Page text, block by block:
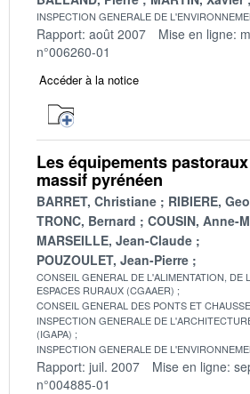
INSPECTION GENERALE DE
Rapport: août 2007 Mise en ligne:
n°006260-01
Accéder à la notice
Les équipements
massif pyrénéen
BARRET, Christiane
RIBIERE,
TRONC, Bernard
COUSIN, Anne-
MARSEILLE, Jean-Claude
POUZOULET, Jean-Pierre
CONSEIL GENERAL DE L'ALIMENTATION, DE
ESPACES RURAUX (CGAAER)
CONSEIL GENERAL DES PONTS ET
INSPECTION GENERALE DE
(IGAPA)
INSPECTION GENERALE DE
Rapport: juil. 2007 Mise en ligne:
n°004885-01